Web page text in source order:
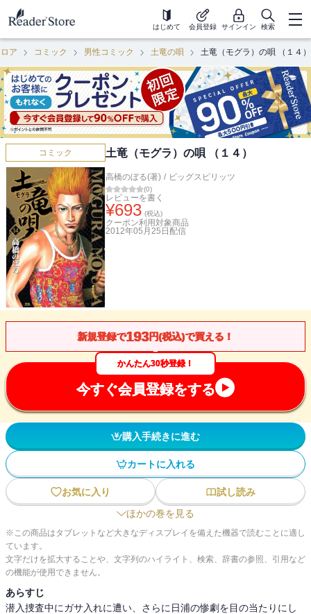
はじめて 会員登録 サインイン 検索
ア コミック 男性コミック 土竜の唄 土竜（モグラ）の唄 （１４）
コミック 土竜（モグラ）の唄 （１４）
高橋のぼる(著) / ビッグスピリッツ
(0)
レビューを書く
¥693 (税込)
クーポン利用対象商品
2012年05月25日 配信
新規登録で193円(税込)で買える！
かんたん30秒登録！
今すぐ会員登録をする
購入手続きに進む
カートに入れる
お気に入り
試し読み
ほかの巻を見る
※この商品はタブレットなど大きなディスプレイを備えた機器で読むことに適し
ています。
文字だけを拡大することや、文字列のハイライト、検索、辞書の参照、引用など
の機能が使用できません。
あらすじ
潜入捜査中にガサ入れに遭い、さらに日浦の惨劇を目の当たりにし